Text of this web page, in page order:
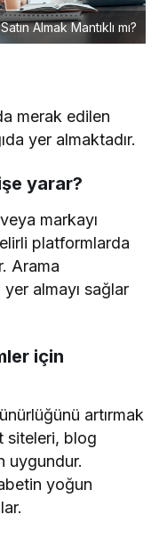
Almak Mantıklı mı?
merak edilen
yer almaktadır.
yarar?
markayı
platformlarda
Arama
almayı sağlar
için
artırmak
siteleri, blog
uygundur.
yoğun